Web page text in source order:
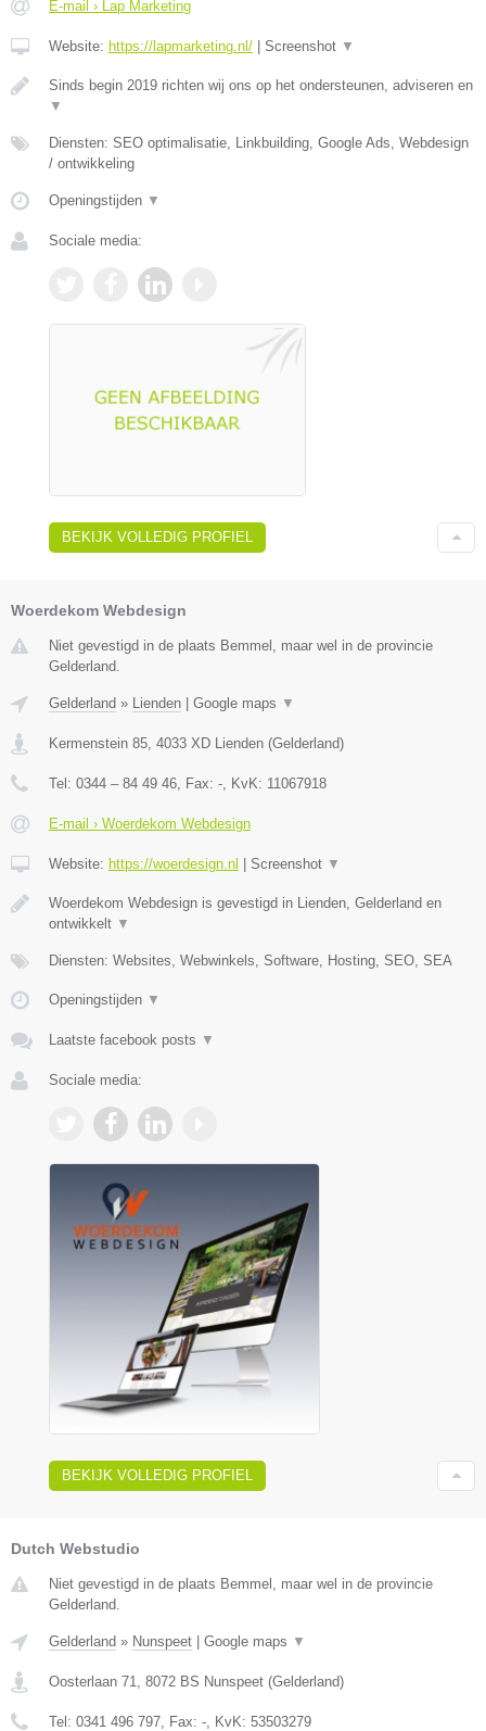
E-mail › Lap Marketing
Website: https://lapmarketing.nl/ Screenshot ▼
Sinds begin 2019 richten wij ons op het ondersteunen, adviseren en
▼
Diensten: SEO optimalisatie, Linkbuilding, Google Ads, Webdesign
/ ontwikkeling
Openingstijden ▼
Sociale media:
BEKIJK VOLLEDIG PROFIEL
Woerdekom Webdesign
Niet gevestigd in de plaats Bemmel, maar wel in de provincie
Gelderland.
Gelderland » Lienden Google maps ▼
Kermenstein 85 4033 XD Lienden (Gelderland)
Tel: 0344 – 84 49 46 , Fax: - , KvK: 11067918
E-mail › Woerdekom Webdesign
Website: https://woerdesign.nl Screenshot ▼
Woerdekom Webdesign is gevestigd in Lienden, Gelderland en
ontwikkelt ▼
Diensten: Websites, Webwinkels, Software, Hosting, SEO, SEA
Openingstijden ▼
Laatste facebook posts ▼
Sociale media:
BEKIJK VOLLEDIG PROFIEL
Dutch Webstudio
Niet gevestigd in de plaats Bemmel, maar wel in de provincie
Gelderland.
Gelderland » Nunspeet Google maps ▼
Oosterlaan 71 8072 BS Nunspeet (Gelderland)
Tel: 0341 496 797 , Fax: - , KvK: 53503279